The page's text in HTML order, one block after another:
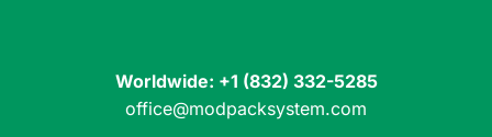
Worldwide: +1 (832) 332-5285
office@modpacksystem.com